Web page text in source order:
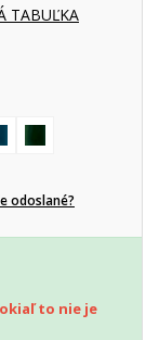
TABUĽKA
odoslané?
to nie je